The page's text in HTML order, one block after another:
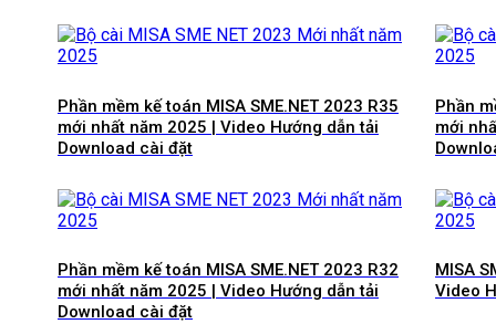
Phần mềm kế toán MISA SME.NET 2023 R35
mới nhất năm 2025 | Video Hướng dẫn tải
Download cài đặt
Phần
mới
Phần mềm kế toán MISA SME.NET 2023 R32
mới nhất năm 2025 | Video Hướng dẫn tải
Download cài đặt
MISA
Video